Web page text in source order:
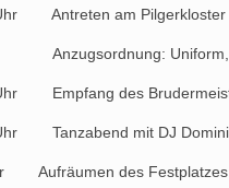
Pilgerkloster Werl
weiße
Brudermeisters auf
mit DJ
Aufräumen des Festplatzes